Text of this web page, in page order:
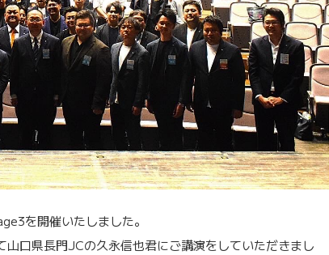
を開催いたしました。
口県長門JCの久永信也君にご講演をしていただきまし